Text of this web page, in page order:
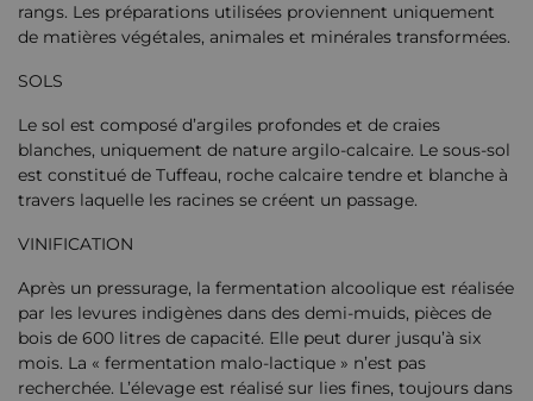
rangs. Les préparations utilisées proviennent uniquement
de matières végétales, animales et minérales transformées.
SOLS
Le sol est composé d’argiles profondes et de craies
blanches, uniquement de nature argilo-calcaire. Le sous-sol
est constitué de Tuffeau, roche calcaire tendre et blanche à
travers laquelle les racines se créent un passage.
VINIFICATION
Après un pressurage, la fermentation alcoolique est réalisée
par les levures indigènes dans des demi-muids, pièces de
bois de 600 litres de capacité. Elle peut durer jusqu’à six
mois. La « fermentation malo-lactique » n’est pas
recherchée. L’élevage est réalisé sur lies fines, toujours dans